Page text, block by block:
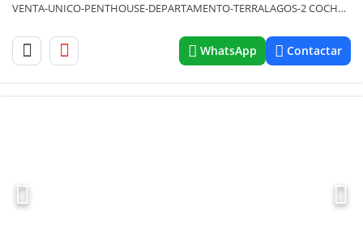
VENTA-UNICO-PENTHOUSE-DEPARTAMENTO-TERRALAGOS-2 COCHERAS-BAULERA-FRENTE CRYSTAL LAGOON
WhatsApp Contactar